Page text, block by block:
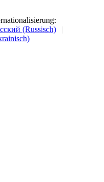
(Russisch)|